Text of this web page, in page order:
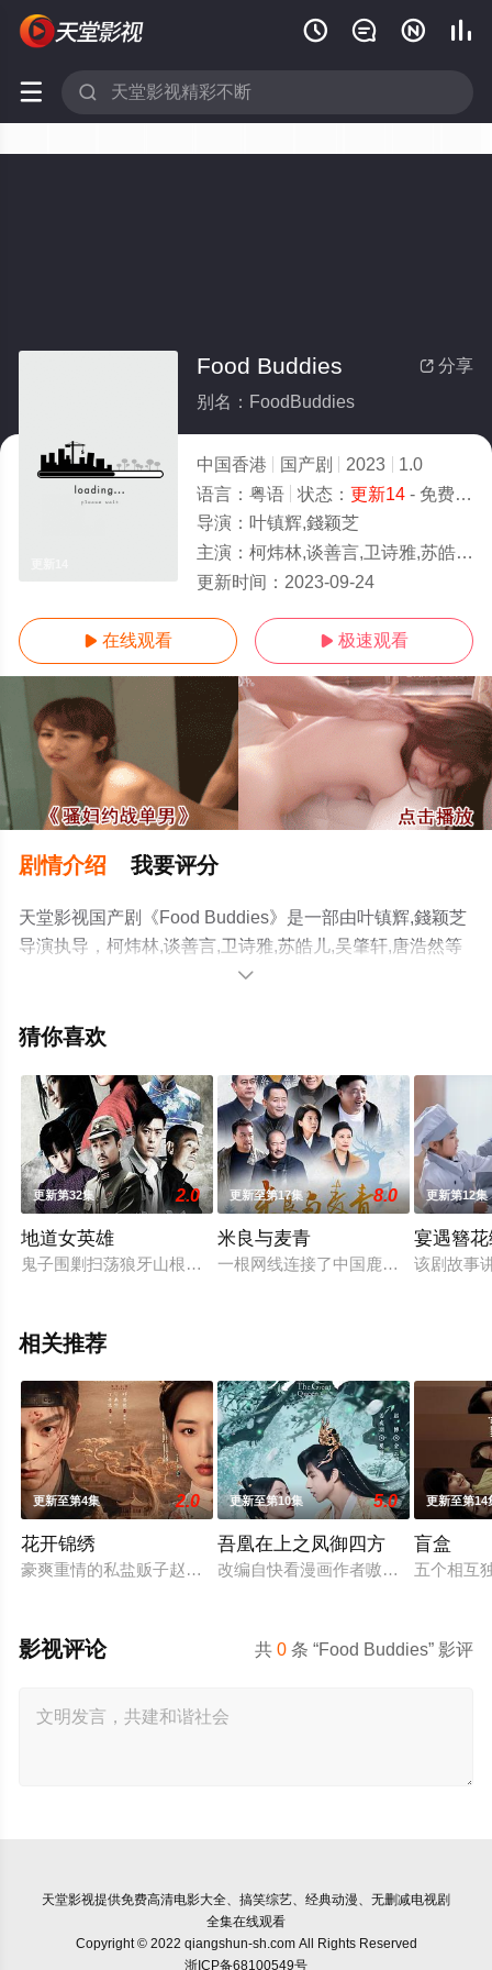
   
 
 分享
Food Buddies
别名：FoodBuddies
中国香港 国产剧 2023
1.0
语言： 粤语 状态： 更新14- 免费在线观看
导演： 叶镇辉,錢颖芝
主演： 柯炜林,谈善言,卫诗雅,苏皓儿,吴肇轩,唐浩然
更新时间： 2023-09-24
 在线观看  极速观看
剧情介绍 我要评分
天堂影视国产剧《Food Buddies》是一部由叶镇辉,錢颖芝
导演执导，柯炜林,谈善言,卫诗雅,苏皓儿,吴肇轩,唐浩然等
演员精彩演绎的中国香港电视剧，手机免费观看高清未删
步至豆瓣电视剧、电视猫或剧情网等平台了解。

猜你喜欢
更新第32集 2.0
地道女英雄
鬼子围剿扫荡狼牙山根据地，日军大队长野田天一、中队长三
更新至第17集 8.0
米良与麦青
一根网线连接了中国鹿鸣村和英国牛
更新第12集
宴遇簪
该剧故事
相关推荐
更新至第4集 2.0
花开锦绣
豪爽重情的私盐贩子赵凌虽出身草莽，却心怀壮志，他结识了
更新至第10集 5.0
吾凰在上之凤御四方
改编自快看漫画作者嗷小泽的独家连
更新至第14
盲盒
五个相互
共0 条 “Food Buddies” 影评
影视评论
天堂影视提供免费高清电影大全、搞笑综艺、经典动漫、无删减电视剧
全集在线观看
Copyright © 2022 qiangshun-sh.com All Rights Reserved
浙ICP备68100549号